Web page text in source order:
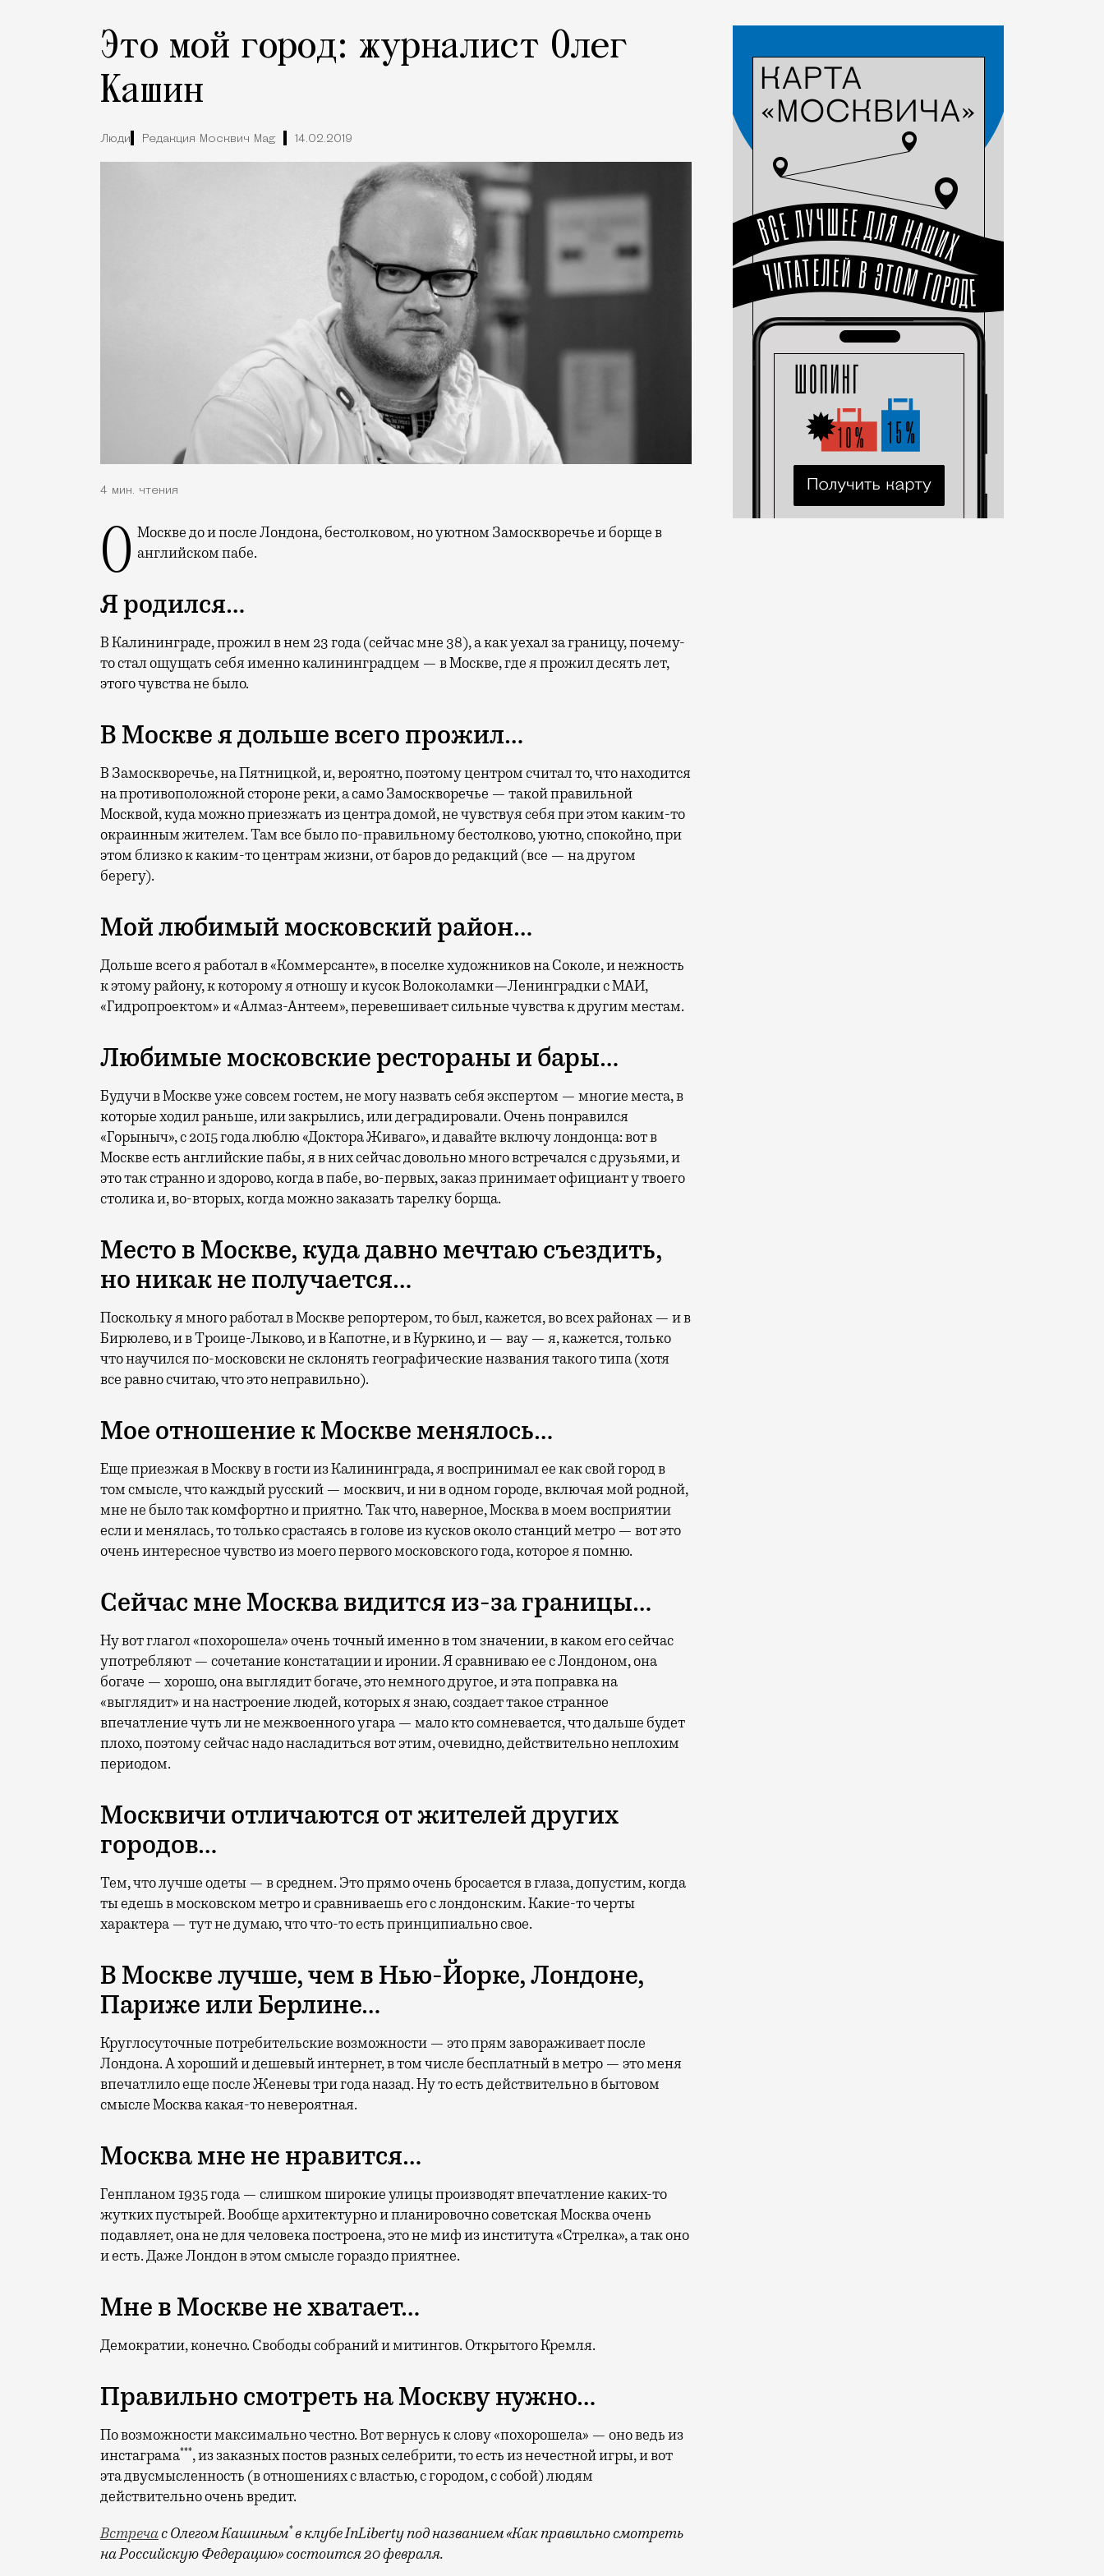
Это мой город: журналист Олег
Кашин
Люди Редакция Москвич Mag 14.02.2019
4 мин. чтения
О Москве до и после Лондона, бестолковом, но уютном Замоскворечье и борще в английском пабе.
Я родился…
В Калининграде, прожил в нем 23 года (сейчас мне 38), а как уехал за границу, почему-
то стал ощущать себя именно калининградцем — в Москве, где я прожил десять лет,
этого чувства не было.
В Москве я дольше всего прожил…
В Замоскворечье, на Пятницкой, и, вероятно, поэтому центром считал то, что находится
на противоположной стороне реки, а само Замоскворечье — такой правильной
Москвой, куда можно приезжать из центра домой, не чувствуя себя при этом каким-то
окраинным жителем. Там все было по-правильному бестолково, уютно, спокойно, при
этом близко к каким-то центрам жизни, от баров до редакций (все — на другом
берегу).
Мой любимый московский район…
Дольше всего я работал в «Коммерсанте», в поселке художников на Соколе, и нежность
к этому району, к которому я отношу и кусок Волоколамки—Ленинградки с МАИ,
«Гидропроектом» и «Алмаз-Антеем», перевешивает сильные чувства к другим местам.
Любимые московские рестораны и бары…
Будучи в Москве уже совсем гостем, не могу назвать себя экспертом — многие места, в
которые ходил раньше, или закрылись, или деградировали. Очень понравился
«Горыныч», с 2015 года люблю «Доктора Живаго», и давайте включу лондонца: вот в
Москве есть английские пабы, я в них сейчас довольно много встречался с друзьями, и
это так странно и здорово, когда в пабе, во-первых, заказ принимает официант у твоего
столика и, во-вторых, когда можно заказать тарелку борща.
Место в Москве, куда давно мечтаю съездить,
но никак не получается…
Поскольку я много работал в Москве репортером, то был, кажется, во всех районах — и в
Бирюлево, и в Троице-Лыково, и в Капотне, и в Куркино, и — вау — я, кажется, только
что научился по-московски не склонять географические названия такого типа (хотя
все равно считаю, что это неправильно).
Мое отношение к Москве менялось…
Еще приезжая в Москву в гости из Калининграда, я воспринимал ее как свой город в
том смысле, что каждый русский — москвич, и ни в одном городе, включая мой родной,
мне не было так комфортно и приятно. Так что, наверное, Москва в моем восприятии
если и менялась, то только срастаясь в голове из кусков около станций метро — вот это
очень интересное чувство из моего первого московского года, которое я помню.
Сейчас мне Москва видится из-за границы…
Ну вот глагол «похорошела» очень точный именно в том значении, в каком его сейчас
употребляют — сочетание констатации и иронии. Я сравниваю ее с Лондоном, она
богаче — хорошо, она выглядит богаче, это немного другое, и эта поправка на
«выглядит» и на настроение людей, которых я знаю, создает такое странное
впечатление чуть ли не межвоенного угара — мало кто сомневается, что дальше будет
плохо, поэтому сейчас надо насладиться вот этим, очевидно, действительно неплохим
периодом.
Москвичи отличаются от жителей других
городов…
Тем, что лучше одеты — в среднем. Это прямо очень бросается в глаза, допустим, когда
ты едешь в московском метро и сравниваешь его с лондонским. Какие-то черты
характера — тут не думаю, что что-то есть принципиально свое.
В Москве лучше, чем в Нью-Йорке, Лондоне,
Париже или Берлине…
Круглосуточные потребительские возможности — это прям завораживает после
Лондона. А хороший и дешевый интернет, в том числе бесплатный в метро — это меня
впечатлило еще после Женевы три года назад. Ну то есть действительно в бытовом
смысле Москва какая-то невероятная.
Москва мне не нравится…
Генпланом 1935 года — слишком широкие улицы производят впечатление каких-то
жутких пустырей. Вообще архитектурно и планировочно советская Москва очень
подавляет, она не для человека построена, это не миф из института «Стрелка», а так оно
и есть. Даже Лондон в этом смысле гораздо приятнее.
Мне в Москве не хватает…
Демократии, конечно. Свободы собраний и митингов. Открытого Кремля.
Правильно смотреть на Москву нужно…
По возможности максимально честно. Вот вернусь к слову «похорошела» — оно ведь из
инстаграма***, из заказных постов разных селебрити, то есть из нечестной игры, и вот
эта двусмысленность (в отношениях с властью, с городом, с собой) людям
действительно очень вредит.
Встречас Олегом Кашиным*в клубеInLibertyпод названием «Как правильно смотреть
на Российскую Федерацию» состоится 20 февраля.